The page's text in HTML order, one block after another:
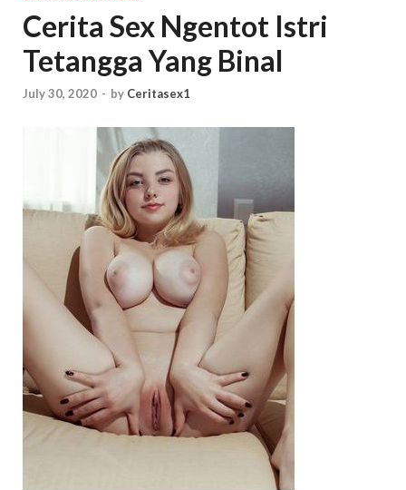
Cerita Sex Ngentot Istri
Tetangga Yang Binal
July 30, 2020 - by Ceritasex1